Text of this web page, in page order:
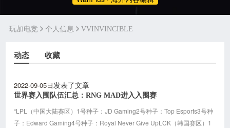
玩加电竞 个人信息 VVINVINCIBLE
动态 收藏
2022-09-05日发表了文章
世界赛入围队伍汇总：RNG MAD进入入围赛
“LPL（中国大陆赛区）1号种子：JD Gaming2号种子：Top Esports3号种
子：Edward Gaming4号种子：Royal Never Give UpLCK（韩国赛区）1